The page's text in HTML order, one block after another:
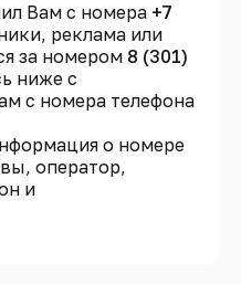
Вам с номера +7
реклама или
за номером 8 (301)
ниже с
с номера телефона
о номере
оператор,
и